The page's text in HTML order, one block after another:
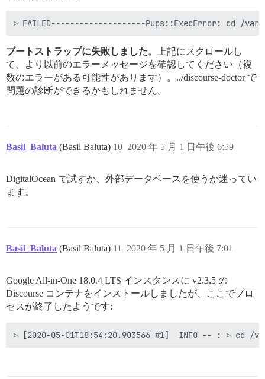
ブートストラップに失敗しました。上記にスクロールし
て、より以前のエラーメッセージを確認してください（複
数のエラーがある可能性があります）。../discourse-doctor で
問題の診断ができるかもしれません。
Basil_Baluta (Basil Baluta) 2020 年 5 月 1 日午後 6:59
10
DigitalOcean で試すか、外部データベースを使うか迷ってい
ます。
Basil_Baluta (Basil Baluta) 2020 年 5 月 1 日午後 7:01
11
Google All-in-One 18.0.4 LTS インスタンスに v2.3.5 の
Discourse コンテナをインストールしましたが、ここでプロ
セスが終了したようです:
> [2020-05-01T18:54:20.903566 #1]  INFO -- : > cd /